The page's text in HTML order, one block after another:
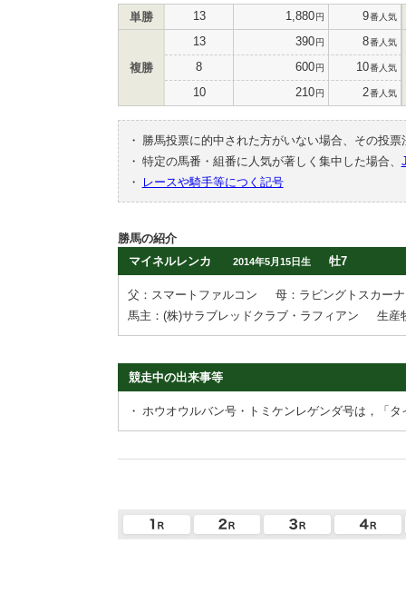
単勝 13 1,880円 9番人気
複勝
13 390円 8番人気
8 600円 10番人気
10 210円 2番人気
・
勝馬投票に的中された方がいない場合、その投
・ 特定の馬番・組番に人気が著しく集中した場合、
・
レースや騎手等につく記号
勝馬の紹介
マイネルレンカ
2014年5月15日生 牡7
父：スマートファルコン
母：ラビングトスカーナ
馬主：(株)サラブレッドクラブ・ラフィアン
生産
競走中の出来事等
・ ホウオウルバン号・トミケンレゲンダ号は，「